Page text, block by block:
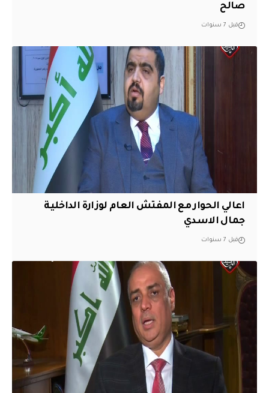
صالح
قبل 7 سنوات
اعالي الحوار مع المفتش العام لوزارة الداخلية
جمال الاسدي
قبل 7 سنوات